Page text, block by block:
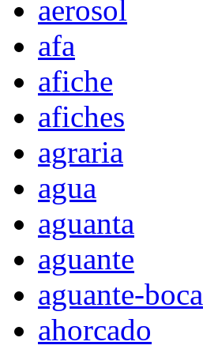
aerosol
afa
afiche
afiches
agraria
agua
aguanta
aguante
aguante-boca
ahorcado